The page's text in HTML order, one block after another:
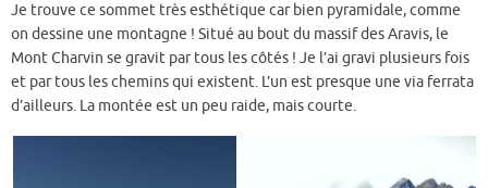
Je trouve ce sommet très esthétique car bien pyramidale, comme
on dessine une montagne ! Situé au bout du massif des Aravis, le
Mont Charvin se gravit par tous les côtés ! Je l’ai gravi plusieurs fois
et par tous les chemins qui existent. L’un est presque une via ferrata
d’ailleurs. La montée est un peu raide, mais courte.